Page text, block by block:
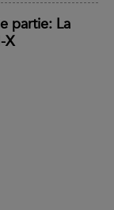
partie: La
X